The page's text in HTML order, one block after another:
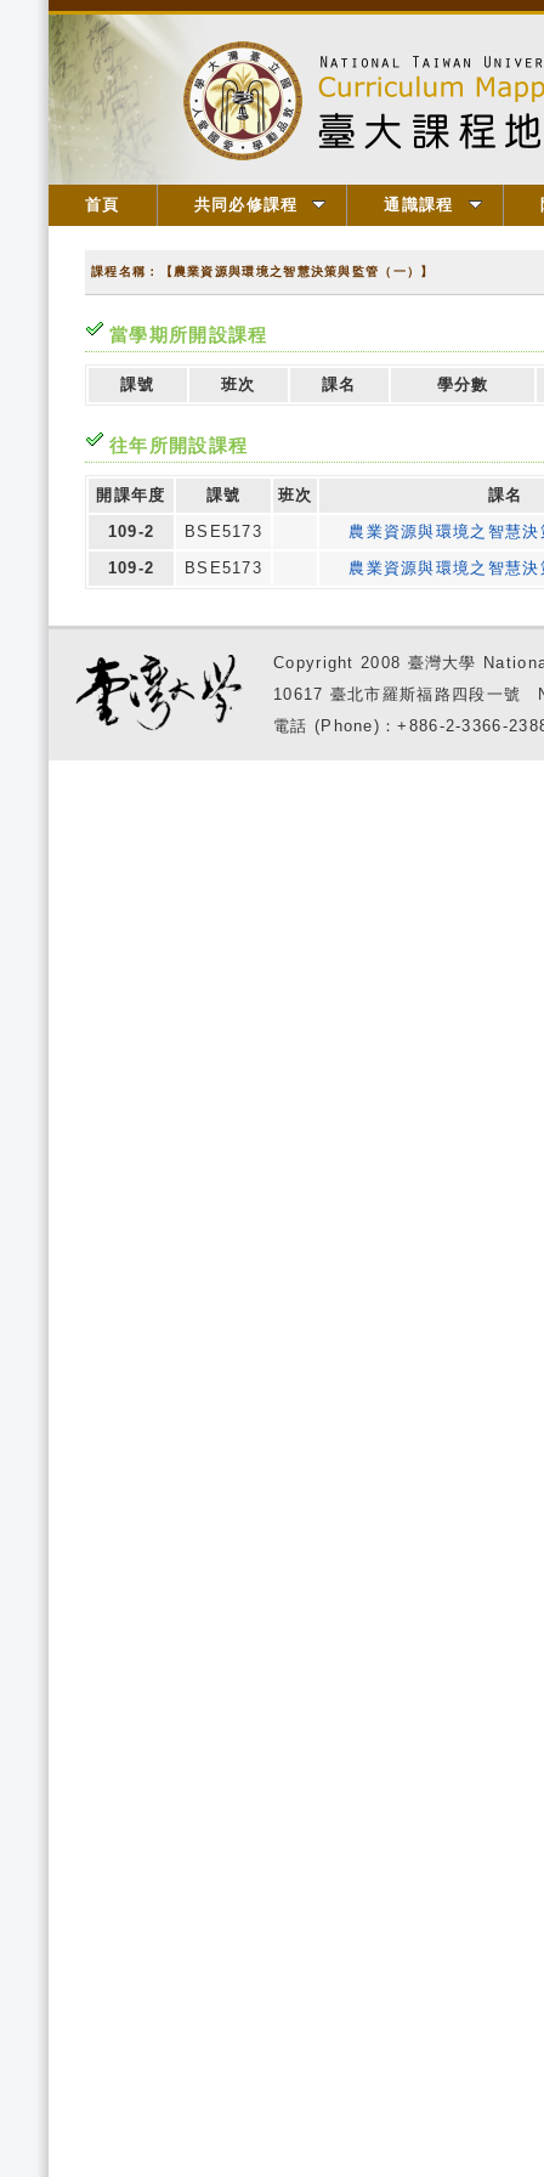
首頁 共同必修課程 通識課程
課程名稱：【農業資源與環境之智慧決策與監管（一）】
當學期所開設課程
課號 班次 課名 學分數
往年所開設課程
開課年度 課號 班次
課名
109-2
BSE5173
農業資源與環境之智慧
109-2
BSE5173 農業資源與環境之智慧
Copyright 2008 臺灣大學
10617 臺北市羅斯福路四段一
電話 (Phone)：+886-2-3366-